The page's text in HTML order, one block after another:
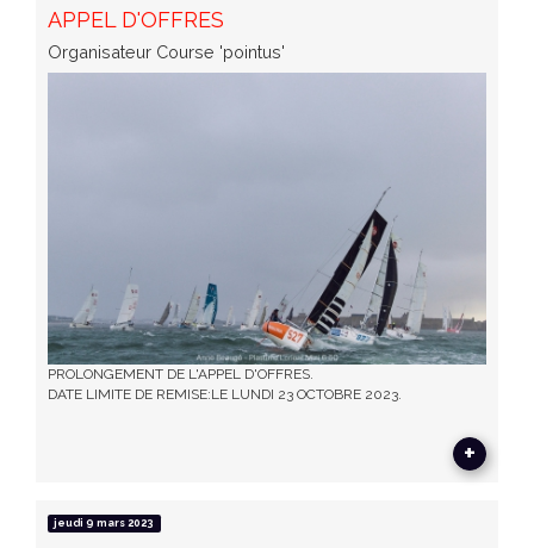
APPEL D'OFFRES
Organisateur Course 'pointus'
PROLONGEMENT DE L'APPEL D'OFFRES.
DATE LIMITE DE REMISE:LE LUNDI 23 OCTOBRE 2023.
+
jeudi 9 mars 2023